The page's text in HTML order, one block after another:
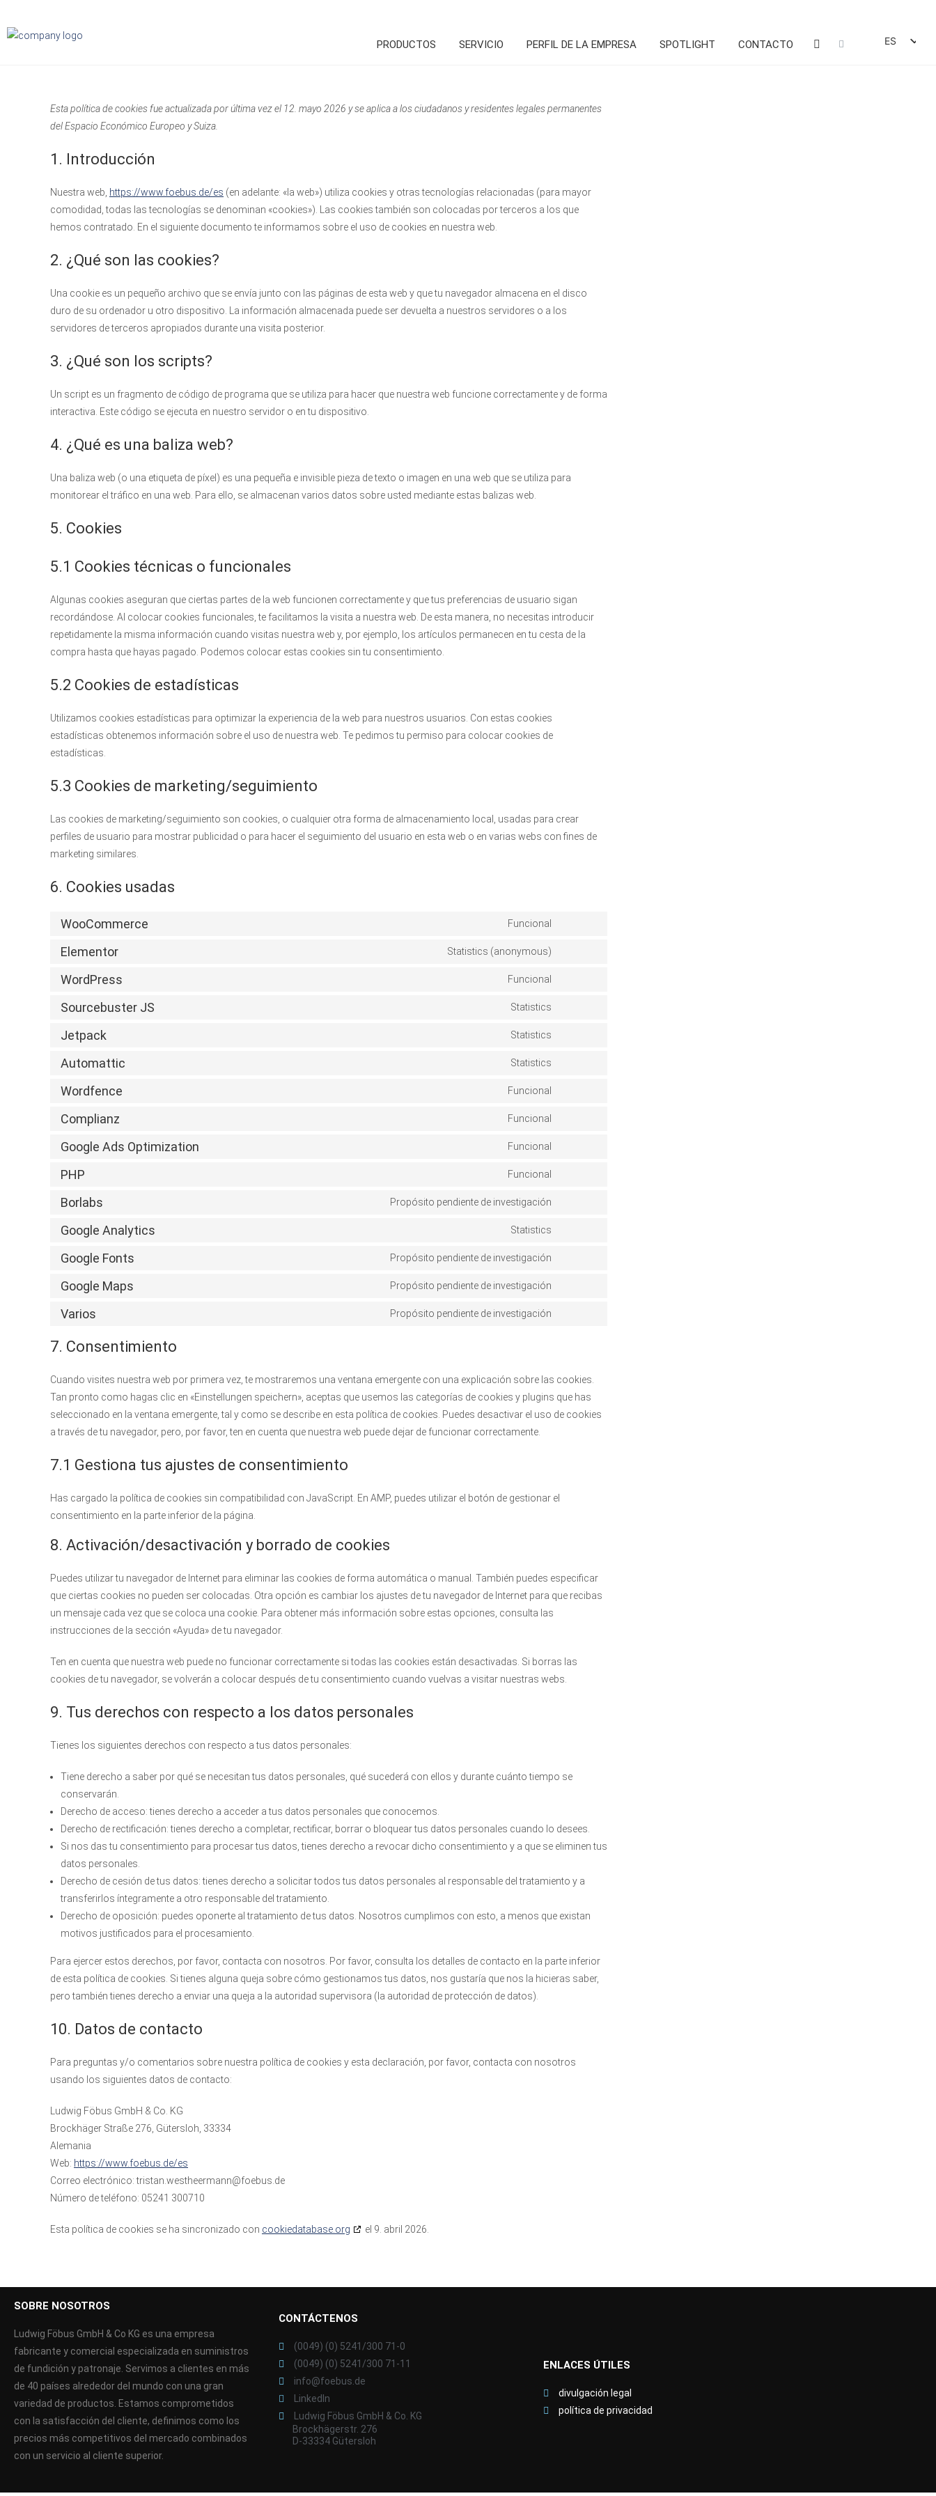
PRODUCTOS SERVICIO PERFIL DE LA EMPRESA SPOTLIGHT CONTACTO
ES
Esta política de cookies fue actualizada por última vez el 12. mayo 2026 y se aplica a los ciudadanos y residentes legales permanentes
del Espacio Económico Europeo y Suiza.
1. Introducción
Nuestra web, https://www.foebus.de/es (en adelante: «la web») utiliza cookies y otras tecnologías relacionadas (para mayor
comodidad, todas las tecnologías se denominan «cookies»). Las cookies también son colocadas por terceros a los que
hemos contratado. En el siguiente documento te informamos sobre el uso de cookies en nuestra web.
2. ¿Qué son las cookies?
Una cookie es un pequeño archivo que se envía junto con las páginas de esta web y que tu navegador almacena en el disco
duro de su ordenador u otro dispositivo. La información almacenada puede ser devuelta a nuestros servidores o a los
servidores de terceros apropiados durante una visita posterior.
3. ¿Qué son los scripts?
Un script es un fragmento de código de programa que se utiliza para hacer que nuestra web funcione correctamente y de forma
interactiva. Este código se ejecuta en nuestro servidor o en tu dispositivo.
4. ¿Qué es una baliza web?
Una baliza web (o una etiqueta de píxel) es una pequeña e invisible pieza de texto o imagen en una web que se utiliza para
monitorear el tráfico en una web. Para ello, se almacenan varios datos sobre usted mediante estas balizas web.
5. Cookies
5.1 Cookies técnicas o funcionales
Algunas cookies aseguran que ciertas partes de la web funcionen correctamente y que tus preferencias de usuario sigan
recordándose. Al colocar cookies funcionales, te facilitamos la visita a nuestra web. De esta manera, no necesitas introducir
repetidamente la misma información cuando visitas nuestra web y, por ejemplo, los artículos permanecen en tu cesta de la
compra hasta que hayas pagado. Podemos colocar estas cookies sin tu consentimiento.
5.2 Cookies de estadísticas
Utilizamos cookies estadísticas para optimizar la experiencia de la web para nuestros usuarios. Con estas cookies
estadísticas obtenemos información sobre el uso de nuestra web. Te pedimos tu permiso para colocar cookies de
estadísticas.
5.3 Cookies de marketing/seguimiento
Las cookies de marketing/seguimiento son cookies, o cualquier otra forma de almacenamiento local, usadas para crear
perfiles de usuario para mostrar publicidad o para hacer el seguimiento del usuario en esta web o en varias webs con fines de
marketing similares.
6. Cookies usadas
WooCommerce Funcional
Elementor Statistics (anonymous)
WordPress Funcional
Sourcebuster JS Statistics
Jetpack Statistics
Automattic Statistics
Wordfence Funcional
Complianz Funcional
Google Ads Optimization Funcional
PHP Funcional
Borlabs Propósito pendiente de investigación
Google Analytics Statistics
Google Fonts Propósito pendiente de investigación
Google Maps Propósito pendiente de investigación
Varios Propósito pendiente de investigación
7. Consentimiento
Cuando visites nuestra web por primera vez, te mostraremos una ventana emergente con una explicación sobre las cookies.
Tan pronto como hagas clic en «Einstellungen speichern», aceptas que usemos las categorías de cookies y plugins que has
seleccionado en la ventana emergente, tal y como se describe en esta política de cookies. Puedes desactivar el uso de cookies
a través de tu navegador, pero, por favor, ten en cuenta que nuestra web puede dejar de funcionar correctamente.
7.1 Gestiona tus ajustes de consentimiento
Has cargado la política de cookies sin compatibilidad con JavaScript. En AMP, puedes utilizar el botón de gestionar el
consentimiento en la parte inferior de la página.
8. Activación/desactivación y borrado de cookies
Puedes utilizar tu navegador de Internet para eliminar las cookies de forma automática o manual. También puedes especificar
que ciertas cookies no pueden ser colocadas. Otra opción es cambiar los ajustes de tu navegador de Internet para que recibas
un mensaje cada vez que se coloca una cookie. Para obtener más información sobre estas opciones, consulta las
instrucciones de la sección «Ayuda» de tu navegador.
Ten en cuenta que nuestra web puede no funcionar correctamente si todas las cookies están desactivadas. Si borras las
cookies de tu navegador, se volverán a colocar después de tu consentimiento cuando vuelvas a visitar nuestras webs.
9. Tus derechos con respecto a los datos personales
Tienes los siguientes derechos con respecto a tus datos personales:
Tiene derecho a saber por qué se necesitan tus datos personales, qué sucederá con ellos y durante cuánto tiempo se
conservarán.
Derecho de acceso: tienes derecho a acceder a tus datos personales que conocemos.
Derecho de rectificación: tienes derecho a completar, rectificar, borrar o bloquear tus datos personales cuando lo desees.
Si nos das tu consentimiento para procesar tus datos, tienes derecho a revocar dicho consentimiento y a que se eliminen tus
datos personales.
Derecho de cesión de tus datos: tienes derecho a solicitar todos tus datos personales al responsable del tratamiento y a
transferirlos íntegramente a otro responsable del tratamiento.
Derecho de oposición: puedes oponerte al tratamiento de tus datos. Nosotros cumplimos con esto, a menos que existan
motivos justificados para el procesamiento.
Para ejercer estos derechos, por favor, contacta con nosotros. Por favor, consulta los detalles de contacto en la parte inferior
de esta política de cookies. Si tienes alguna queja sobre cómo gestionamos tus datos, nos gustaría que nos la hicieras saber,
pero también tienes derecho a enviar una queja a la autoridad supervisora (la autoridad de protección de datos).
10. Datos de contacto
Para preguntas y/o comentarios sobre nuestra política de cookies y esta declaración, por favor, contacta con nosotros
usando los siguientes datos de contacto:
Ludwig Föbus GmbH & Co. KG
Brockhäger Straße 276, Gütersloh, 33334
Alemania
Web: https://www.foebus.de/es
Correo electrónico:tristan.westheermann@foebus.de
Número de teléfono: 05241 300710
Esta política de cookies se ha sincronizado con cookiedatabase.org el 9. abril 2026.
SOBRE NOSOTROS
Ludwig Föbus GmbH & Co KG es una empresa
fabricante y comercial especializada en suministros
de fundición y patronaje. Servimos a clientes en más
de 40 países alrededor del mundo con una gran
variedad de productos. Estamos comprometidos
con la satisfacción del cliente, definimos como los
precios más competitivos del mercado combinados
con un servicio al cliente superior.
CONTÁCTENOS
(0049) (0) 5241/300 71-0
(0049) (0) 5241/300 71-11
info@foebus.de
LinkedIn
Ludwig Föbus GmbH & Co. KG
Brockhägerstr. 276
D-33334 Gütersloh
ENLACES ÚTILES
divulgación legal
política de privacidad